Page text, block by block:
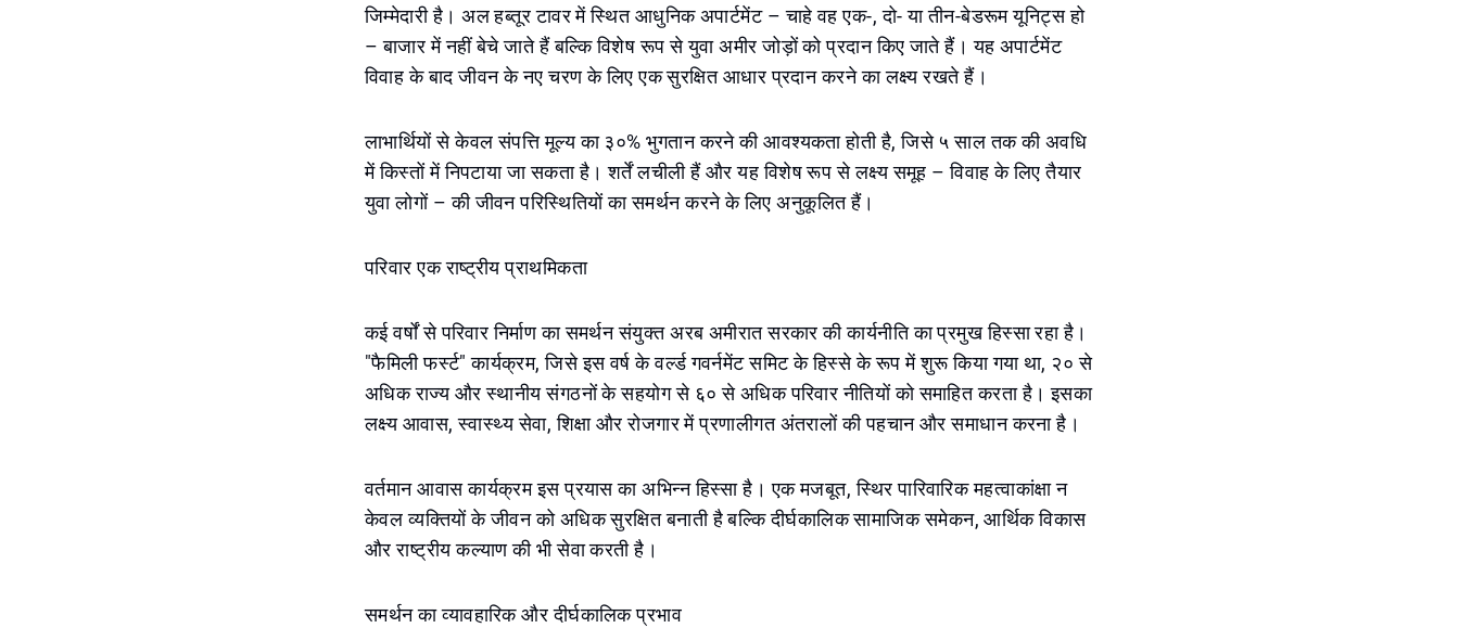
जिम्मेदारी है। अल हब्तूर टावर में स्थित आधुनिक अपार्टमेंट – चाहे वह एक-, दो- या तीन-बेडरूम यूनिट्स हो
– बाजार में नहीं बेचे जाते हैं बल्कि विशेष रूप से युवा अमीर जोड़ों को प्रदान किए जाते हैं। यह अपार्टमेंट
विवाह के बाद जीवन के नए चरण के लिए एक सुरक्षित आधार प्रदान करने का लक्ष्य रखते हैं।
लाभार्थियों से केवल संपत्ति मूल्य का ३०% भुगतान करने की आवश्यकता होती है, जिसे ५ साल तक की अवधि
में किस्तों में निपटाया जा सकता है। शर्तें लचीली हैं और यह विशेष रूप से लक्ष्य समूह – विवाह के लिए तैयार
युवा लोगों – की जीवन परिस्थितियों का समर्थन करने के लिए अनुकूलित हैं।
परिवार एक राष्ट्रीय प्राथमिकता
कई वर्षों से परिवार निर्माण का समर्थन संयुक्त अरब अमीरात सरकार की कार्यनीति का प्रमुख हिस्सा रहा है।
"फैमिली फर्स्ट" कार्यक्रम, जिसे इस वर्ष के वर्ल्ड गवर्नमेंट समिट के हिस्से के रूप में शुरू किया गया था, २० से
अधिक राज्य और स्थानीय संगठनों के सहयोग से ६० से अधिक परिवार नीतियों को समाहित करता है। इसका
लक्ष्य आवास, स्वास्थ्य सेवा, शिक्षा और रोजगार में प्रणालीगत अंतरालों की पहचान और समाधान करना है।
वर्तमान आवास कार्यक्रम इस प्रयास का अभिन्न हिस्सा है। एक मजबूत, स्थिर पारिवारिक महत्वाकांक्षा न
केवल व्यक्तियों के जीवन को अधिक सुरक्षित बनाती है बल्कि दीर्घकालिक सामाजिक समेकन, आर्थिक विकास
और राष्ट्रीय कल्याण की भी सेवा करती है।
समर्थन का व्यावहारिक और दीर्घकालिक प्रभाव